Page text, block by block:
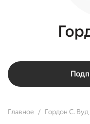
Главное Гордон С. Вуд